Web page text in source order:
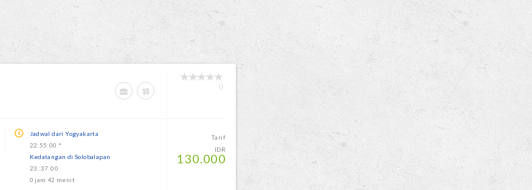
0
Jadwal dari Yogyakarta
22:55:00 *
Kedatangan di Solobalapan
23.:37:00
0 jam 42 menit
Tarif
IDR
130.000